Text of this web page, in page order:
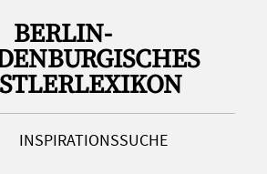
BERLIN-
INSPIRATIONSSUCHE